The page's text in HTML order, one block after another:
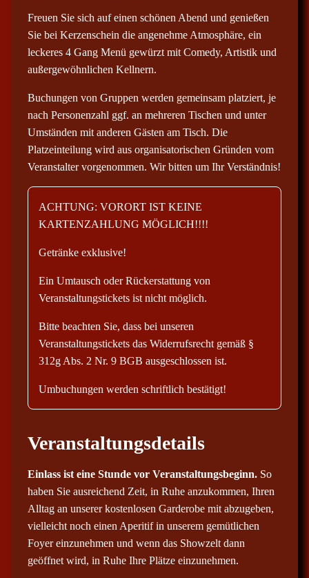
€
Freuen Sie sich auf einen schönen Abend und genießen
Sie bei Kerzenschein die angenehme Atmosphäre, ein
leckeres 4 Gang Menü gewürzt mit Comedy, Artistik und
außergewöhnlichen Kellnern.
Buchungen von Gruppen werden gemeinsam platziert, je
nach Personenzahl ggf. an mehreren Tischen und unter
Umständen mit anderen Gästen am Tisch. Die
Platzeinteilung wird aus organisatorischen Gründen vom
Veranstalter vorgenommen. Wir bitten um Ihr Verständnis!
ACHTUNG: VORORT IST KEINE
KARTENZAHLUNG MÖGLICH!!!!
Getränke exklusive!
Ein Umtausch oder Rückerstattung von
Veranstaltungstickets ist nicht möglich.
Bitte beachten Sie, dass bei unseren
Veranstaltungstickets das Widerrufsrecht gemäß §
312g Abs. 2 Nr. 9 BGB ausgeschlossen ist.
Umbuchungen werden schriftlich bestätigt!
Veranstaltungsdetails
Einlass ist eine Stunde vor Veranstaltungsbeginn. So
haben Sie ausreichend Zeit, in Ruhe anzukommen, Ihren
Alltag an unserer kostenlosen Garderobe mit abzugeben,
vielleicht noch einen Aperitif in unserem gemütlichen
Foyer einzunehmen und wenn das Showzelt dann
geöffnet wird, in Ruhe Ihre Plätze einzunehmen.